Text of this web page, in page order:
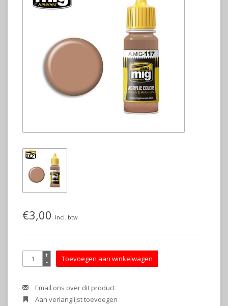
€3,00 Incl. btw
+
- Toevoegen aan winkelwagen
Email ons over dit product
Aan verlanglijst toevoegen